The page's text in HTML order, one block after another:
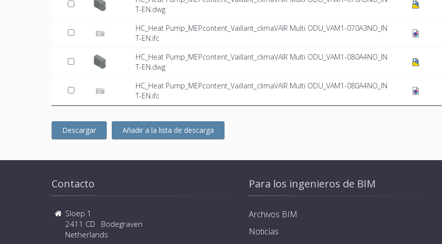
T-EN.dwg
HC_Heat Pump_MEPcontent_Vaillant_climaVAIR Multi ODU_VAM1-070A3NO_IN
T-EN.ifc
HC_Heat Pump_MEPcontent_Vaillant_climaVAIR Multi ODU_VAM1-080A4NO_IN
T-EN.dwg
HC_Heat Pump_MEPcontent_Vaillant_climaVAIR Multi ODU_VAM1-080A4NO_IN
T-EN.ifc
Descargar Añadir a la lista de descarga
Contacto
Sloep 1
2411 CD Bodegraven
Netherlands
Para los ingenieros de BIM
Archivos BIM
Noticias